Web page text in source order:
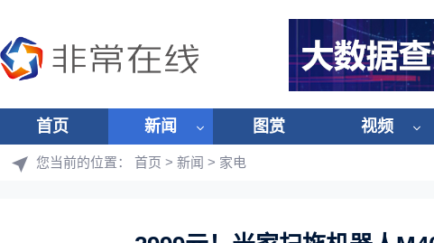
首页 新闻 图赏 视频
您当前的位置： 首页 > 新闻 > 家电